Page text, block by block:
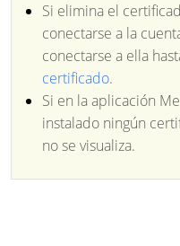
Si elimina el
conectarse a la
conectarse a ella
certificado.
Si en la aplicación
instalado ningún
no se visualiza.